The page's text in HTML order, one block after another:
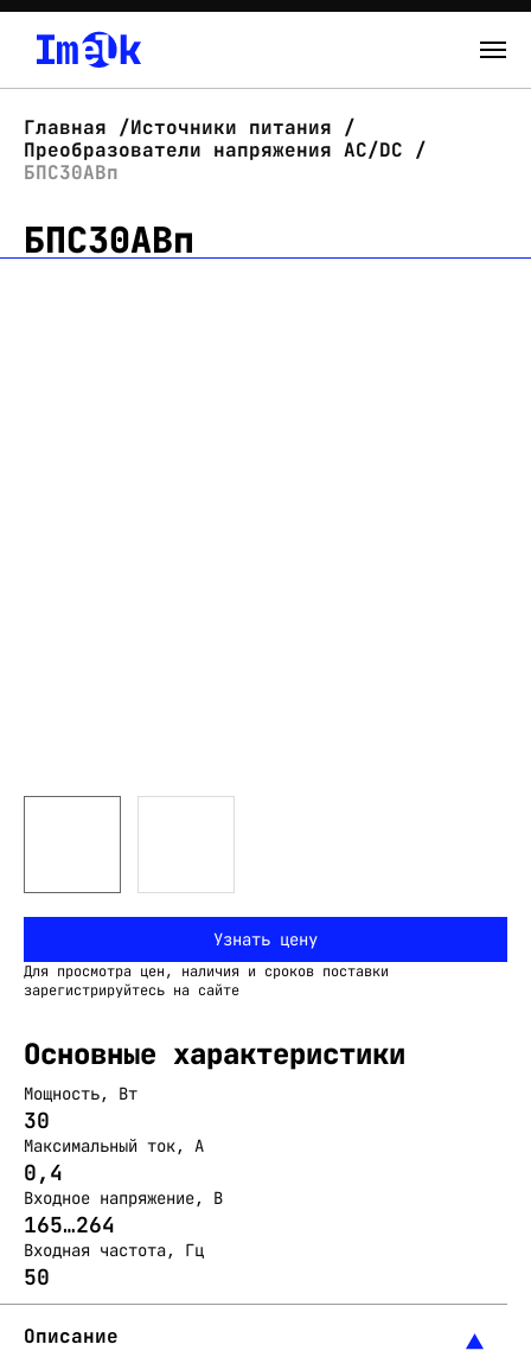
О нас
Главная
Источники питания
Преобразователи напряжения AC/DC
БПС30АВп
БПС30АВп
Узнать цену
Для просмотра цен, наличия и сроков поставки
зарегистрируйтесь на сайте
Основные характеристики
Мощность, Вт
30
Максимальный ток, А
0,4
Входное напряжение, В
165…264
Входная частота, Гц
50
Описание